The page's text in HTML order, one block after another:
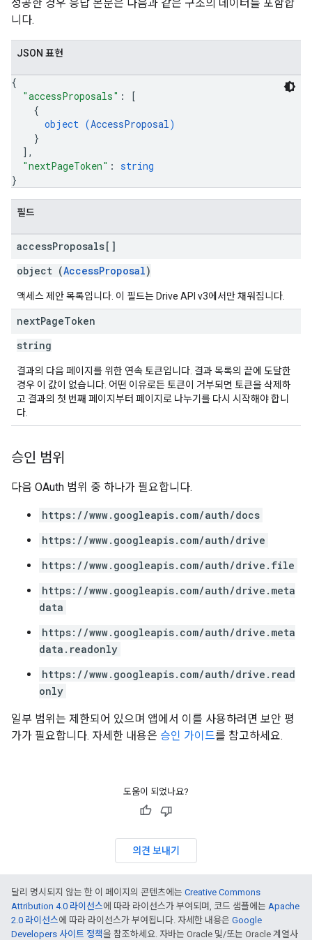
성공한 경우 응답 본문은 다음과 같은 구조의 데이터를 포함합
니다.
JSON 표현
{
"accessProposals" :
[
{
object (AccessProposal)
}
] ,
"nextPageToken" : string
}
필드
accessProposals[]
object (AccessProposal)
액세스 제안 목록입니다. 이 필드는 Drive API v3에서만 채워집니다.
nextPageToken
string
결과의 다음 페이지를 위한 연속 토큰입니다. 결과 목록의 끝에 도달한
경우 이 값이 없습니다. 어떤 이유로든 토큰이 거부되면 토큰을 삭제하
고 결과의 첫 번째 페이지부터 페이지로 나누기를 다시 시작해야 합니
다.
승인 범위
다음 OAuth 범위 중 하나가 필요합니다.
https://www.googleapis.com/auth/docs
https://www.googleapis.com/auth/drive
https://www.googleapis.com/auth/drive.file
https://www.googleapis.com/auth/drive.meta
data
https://www.googleapis.com/auth/drive.meta
data.readonly
https://www.googleapis.com/auth/drive.read
only
일부 범위는 제한되어 있으며 앱에서 이를 사용하려면 보안 평
가가 필요합니다. 자세한 내용은 승인 가이드를 참고하세요.
도움이 되었나요?
의견 보내기
달리 명시되지 않는 한 이 페이지의 콘텐츠에는 Creative Commons
Attribution 4.0 라이선스에 따라 라이선스가 부여되며, 코드 샘플에는 Apache
2.0 라이선스에 따라 라이선스가 부여됩니다. 자세한 내용은 Google
Developers 사이트 정책을 참조하세요. 자바는 Oracle 및/또는 Oracle 계열사